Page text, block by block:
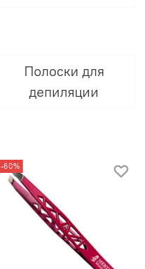
Полоски для
депиляции
-60%